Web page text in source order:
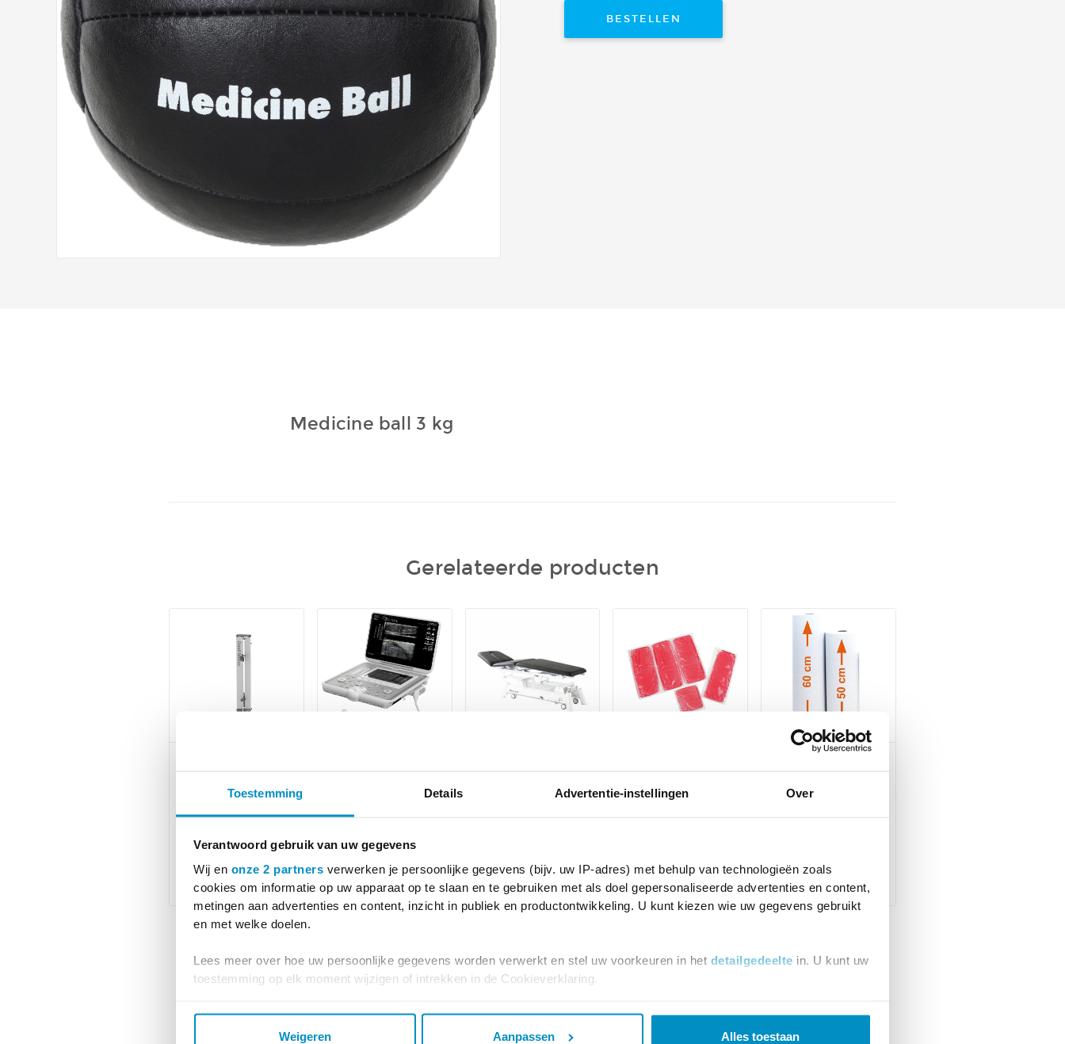
Toestemming Details Advertentie-instellingen Over
Verantwoord gebruik van uw gegevens
Wij en onze 2 partners verwerken je persoonlijke gegevens (bijv. uw IP-adres) met behulp van technologieën zoals
cookies om informatie op uw apparaat op te slaan en te gebruiken met als doel gepersonaliseerde advertenties en content,
metingen aan advertenties en content, inzicht in publiek en productontwikkeling. U kunt kiezen wie uw gegevens gebruikt
en met welke doelen.
Lees meer over hoe uw persoonlijke gegevens worden verwerkt en stel uw voorkeuren in het detailgedeelte in. U kunt uw
toestemming op elk moment wijzigen of intrekken in de Cookieverklaring.
We gebruiken cookies om content en advertenties te personaliseren, om functies voor social media te bieden en om ons
websiteverkeer te analyseren. Ook delen we informatie over uw gebruik van onze site met onze partners voor social
Weigeren Aanpassen Alles toestaan
BESTELLEN
Medicine ball 3 kg
Gerelateerde producten
EN-Tree Pulley
Explosive,
MDD, met kap
Esaote
elite
Manumed
Optimaal 213
Hotpacks /
Coldpacks
Papierrollen 60
cm x 150 m,
€ 96,00 incl. BTW